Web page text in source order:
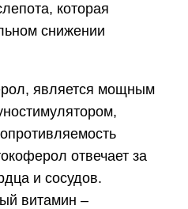
которая
снижении
является мощным
отвечает за
и сосудов.
витамин –